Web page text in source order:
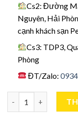
Cs2: Đường
Nguyên, Hải
cạnh khách sạn
Cs3: TDP3,
Phòng
ĐT/Zalo:
Đàn Guitar Cate